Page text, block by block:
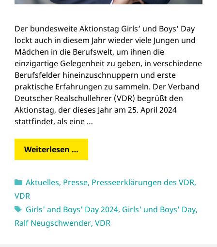
Der bundesweite Aktionstag Girls‘ und Boys‘ Day
lockt auch in diesem Jahr wieder viele Jungen und
Mädchen in die Berufswelt, um ihnen die
einzigartige Gelegenheit zu geben, in verschiedene
Berufsfelder hineinzuschnuppern und erste
praktische Erfahrungen zu sammeln. Der Verband
Deutscher Realschullehrer (VDR) begrüßt den
Aktionstag, der dieses Jahr am 25. April 2024
stattfindet, als eine …
Weiterlesen …
Kategorien
Aktuelles, Presse, Presseerklärungen des VDR,
VDR
Schlagwörter
Girls' and Boys' Day 2024, Girls' und Boys' Day,
Ralf Neugschwender, VDR